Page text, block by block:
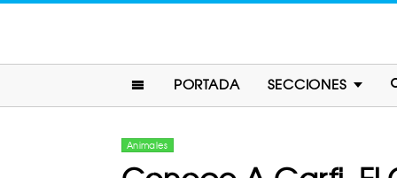
PORTADA SECCIONES
Animales